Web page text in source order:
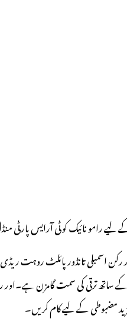
رامو نائیک کو ٹی آرایس پارٹی
تانڈور پائلٹ روہت ریڈی
کے ساتھ ترقی کی سمت گامزن ہے۔
مزید مضبوطی کے لیے کام کریں۔